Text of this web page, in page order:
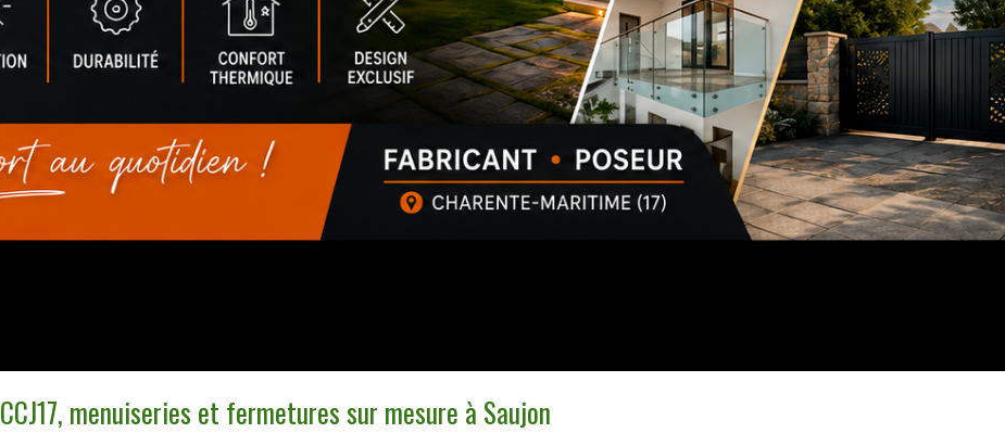
CCJ17, menuiseries et fermetures sur mesure à Saujon